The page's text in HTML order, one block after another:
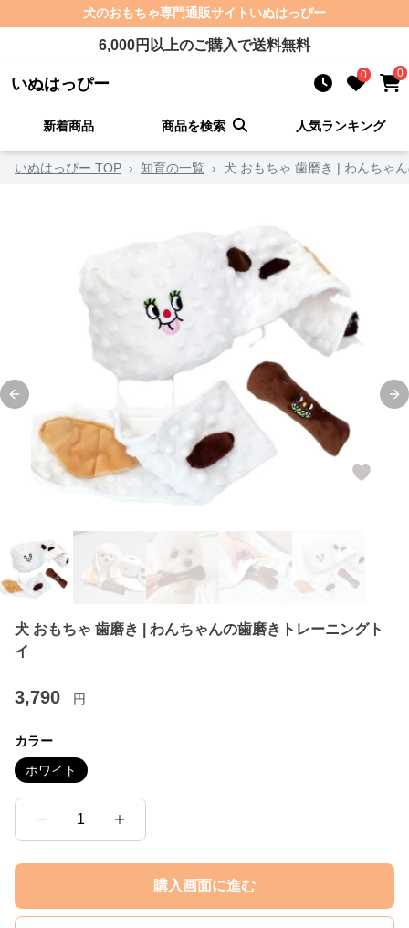
犬のおもちゃ専門通販サイト いぬはっぴー
6,000円以上のご購入で送料無料
いぬはっぴー 0 0
新着商品 商品を検索 人気ランキング
いぬはっぴー TOP › 知育の一覧 › 犬 おもちゃ 歯磨き | わんちゃ
Previous slide
犬 おもちゃ 歯磨き | わんちゃんの歯磨きトレーニングト
イ
3,790 円
カラー
ホワイト
1
購入画面に進む